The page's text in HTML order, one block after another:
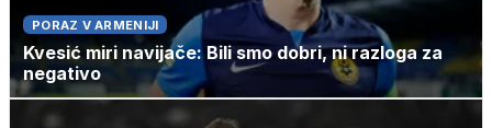
PORAZ V ARMENIJI
Kvesić miri navijače: Bili smo dobri, ni razloga za
negativo